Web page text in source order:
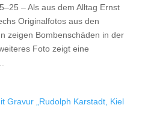
– Als aus dem Alltag Ernst
Originalfotos aus den
zeigen Bombenschäden in der
Foto zeigt eine